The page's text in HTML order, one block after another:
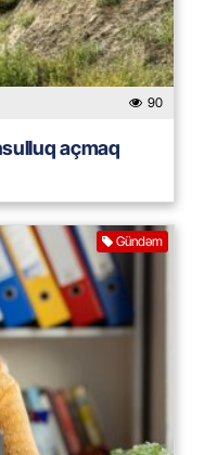
90
açmaq
Gündəm